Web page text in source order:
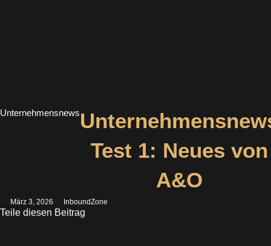
Unternehmensnews
Test 1: Neues von
A&O
März 3, 2026 InboundZone
Teile diesen Beitrag